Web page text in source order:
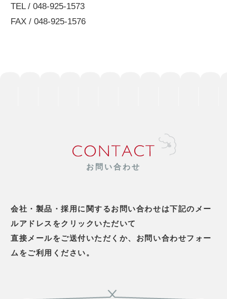
TEL / 048-925-1573
FAX / 048-925-1576
お問い合わせ
会社・製品・採用に関するお問い合わせは下記のメー
ルアドレスをクリックいただいて
直接メールをご送付いただくか、お問い合わせフォー
ムをご利用ください。